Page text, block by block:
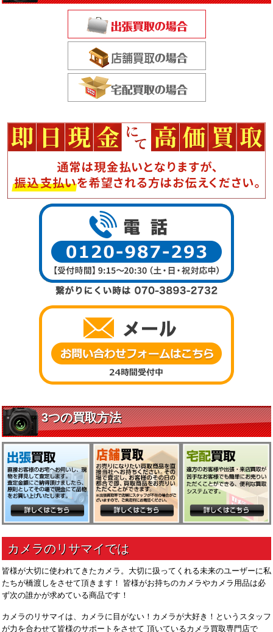
皆様が大切に使われてきたカメラ。大切に扱ってくれる未来のユーザーに私
たちが橋渡しをさせて頂きます！ 皆様がお持ちのカメラやカメラ用品は必
ず次の誰かが求めている商品です！
カメラのリサマイは、カメラに目がない！カメラが大好き！というスタッフ
が力を合わせて皆様のサポートをさせて 頂いているカメラ買取専門店で